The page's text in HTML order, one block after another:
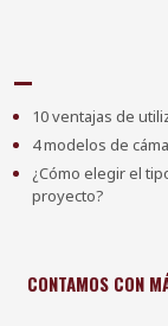
10 ventajas de
4 modelos de
¿Cómo elegir el
proyecto?
CONTAMOS CON